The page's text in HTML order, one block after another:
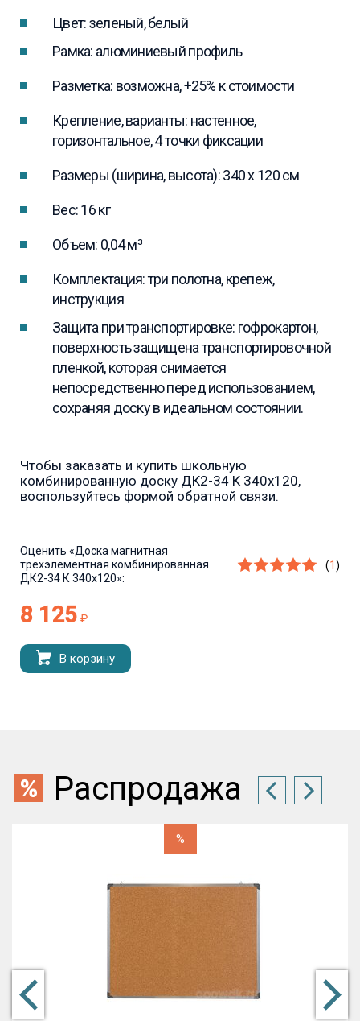
Цвет: зеленый, белый
Рамка: алюминиевый профиль
Разметка: возможна, +25% к стоимости
Крепление, варианты: настенное,
горизонтальное, 4 точки фиксации
Размеры (ширина, высота): 340 x 120 см
Вес: 16 кг
Объем: 0,04 м³
Комплектация: три полотна, крепеж,
инструкция
Защита при транспортировке: гофрокартон,
поверхность защищена транспортировочной
пленкой, которая снимается
непосредственно перед использованием,
сохраняя доску в идеальном состоянии.
Чтобы заказать и купить школьную
комбинированную доску ДК2-34 К 340х120,
воспользуйтесь формой обратной связи.
Оценить «Доска магнитная
трехэлементная комбинированная
ДК2-34 К 340х120»:
(1)
8 125 ₽
В корзину
Распродажа